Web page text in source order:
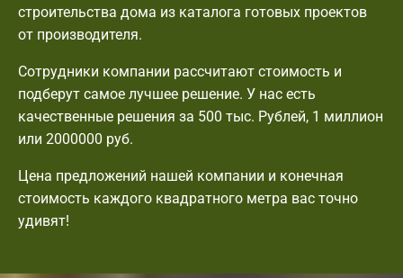
строительства дома из каталога готовых проектов
от производителя.
Сотрудники компании рассчитают стоимость и
подберут самое лучшее решение. У нас есть
качественные решения за 500 тыс. Рублей, 1 миллион
или 2000000 руб.
Цена предложений нашей компании и конечная
стоимость каждого квадратного метра вас точно
удивят!